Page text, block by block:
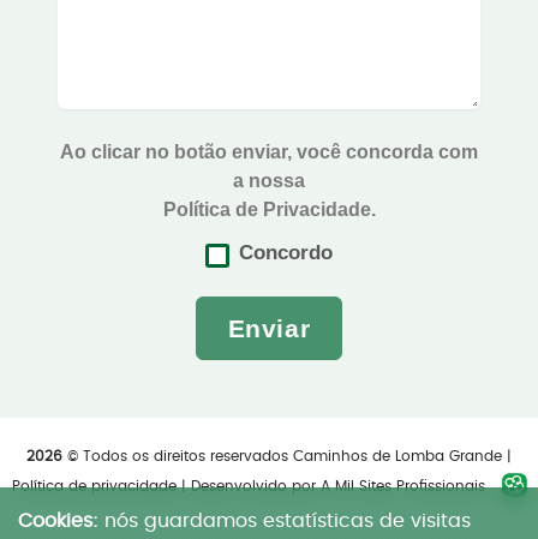
Ao clicar no botão enviar, você concorda com
a nossa
Política de Privacidade.
Concordo
Enviar
2026 © Todos os direitos reservados Caminhos de Lomba Grande |
Política de privacidade| Desenvolvido porA Mil Sites Profissionais
Cookies: nós guardamos estatísticas de visitas